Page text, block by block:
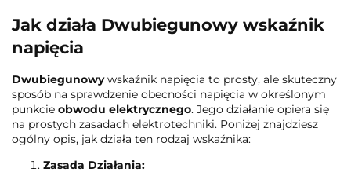
Jak działa Dwubiegunowy wskaźnik
napięcia
Dwubiegunowywskaźnik napięcia to prosty, ale skuteczny
sposób na sprawdzenie obecności napięcia w określonym
punkcie obwodu elektrycznego. Jego działanie opiera się
na prostych zasadach elektrotechniki. Poniżej znajdziesz
ogólny opis, jak działa ten rodzaj wskaźnika:
Zasada Działania: